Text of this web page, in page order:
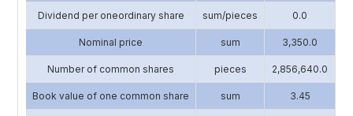
Dividend per oneordinary share sum/pieces 0.0
Nominal price sum 3,350.0
Number of common shares pieces 2,856,640.0
Book value of one common share sum 3.45